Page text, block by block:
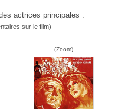
actrices principales :
sur le film)
(Zoom)